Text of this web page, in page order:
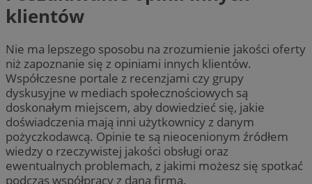
klientów
Nie ma lepszego sposobu na zrozumienie jakości oferty
niż zapoznanie się z opiniami innych klientów.
Współczesne portale z recenzjami czy grupy
dyskusyjne w mediach społecznościowych są
doskonałym miejscem, aby dowiedzieć się, jakie
doświadczenia mają inni użytkownicy z danym
pożyczkodawcą. Opinie te są nieocenionym źródłem
wiedzy o rzeczywistej jakości obsługi oraz
ewentualnych problemach, z jakimi możesz się spotkać
podczas współpracy z daną firmą.